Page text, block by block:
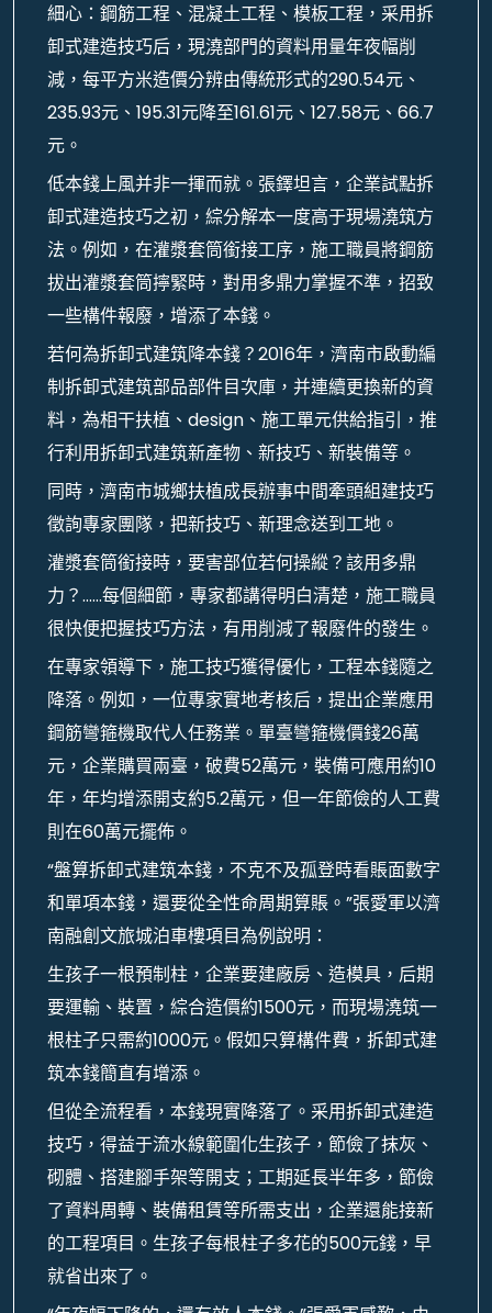
細心：鋼筋工程、混凝土工程、模板工程，采用拆
卸式建造技巧后，現澆部門的資料用量年夜幅削
減，每平方米造價分辨由傳統形式的290.54元、
235.93元、195.31元降至161.61元、127.58元、66.7
元。
低本錢上風并非一揮而就。張鐸坦言，企業試點拆
卸式建造技巧之初，綜分解本一度高于現場澆筑方
法。例如，在灌漿套筒銜接工序，施工職員將鋼筋
拔出灌漿套筒擰緊時，對用多鼎力掌握不準，招致
一些構件報廢，增添了本錢。
若何為拆卸式建筑降本錢？2016年，濟南市啟動編
制拆卸式建筑部品部件目次庫，并連續更換新的資
料，為相干扶植、design、施工單元供給指引，推
行利用拆卸式建筑新產物、新技巧、新裝備等。
同時，濟南市城鄉扶植成長辦事中間牽頭組建技巧
徵詢專家團隊，把新技巧、新理念送到工地。
灌漿套筒銜接時，要害部位若何操縱？該用多鼎
力？……每個細節，專家都講得明白清楚，施工職員
很快便把握技巧方法，有用削減了報廢件的發生。
在專家領導下，施工技巧獲得優化，工程本錢隨之
降落。例如，一位專家實地考核后，提出企業應用
鋼筋彎箍機取代人任務業。單臺彎箍機價錢26萬
元，企業購買兩臺，破費52萬元，裝備可應用約10
年，年均增添開支約5.2萬元，但一年節儉的人工費
則在60萬元擺佈。
“盤算拆卸式建筑本錢，不克不及孤登時看賬面數字
和單項本錢，還要從全性命周期算賬。”張愛軍以濟
南融創文旅城泊車樓項目為例說明：
生孩子一根預制柱，企業要建廠房、造模具，后期
要運輸、裝置，綜合造價約1500元，而現場澆筑一
根柱子只需約1000元。假如只算構件費，拆卸式建
筑本錢簡直有增添。
但從全流程看，本錢現實降落了。采用拆卸式建造
技巧，得益于流水線範圍化生孩子，節儉了抹灰、
砌體、搭建腳手架等開支；工期延長半年多，節儉
了資料周轉、裝備租賃等所需支出，企業還能接新
的工程項目。生孩子每根柱子多花的500元錢，早
就省出來了。